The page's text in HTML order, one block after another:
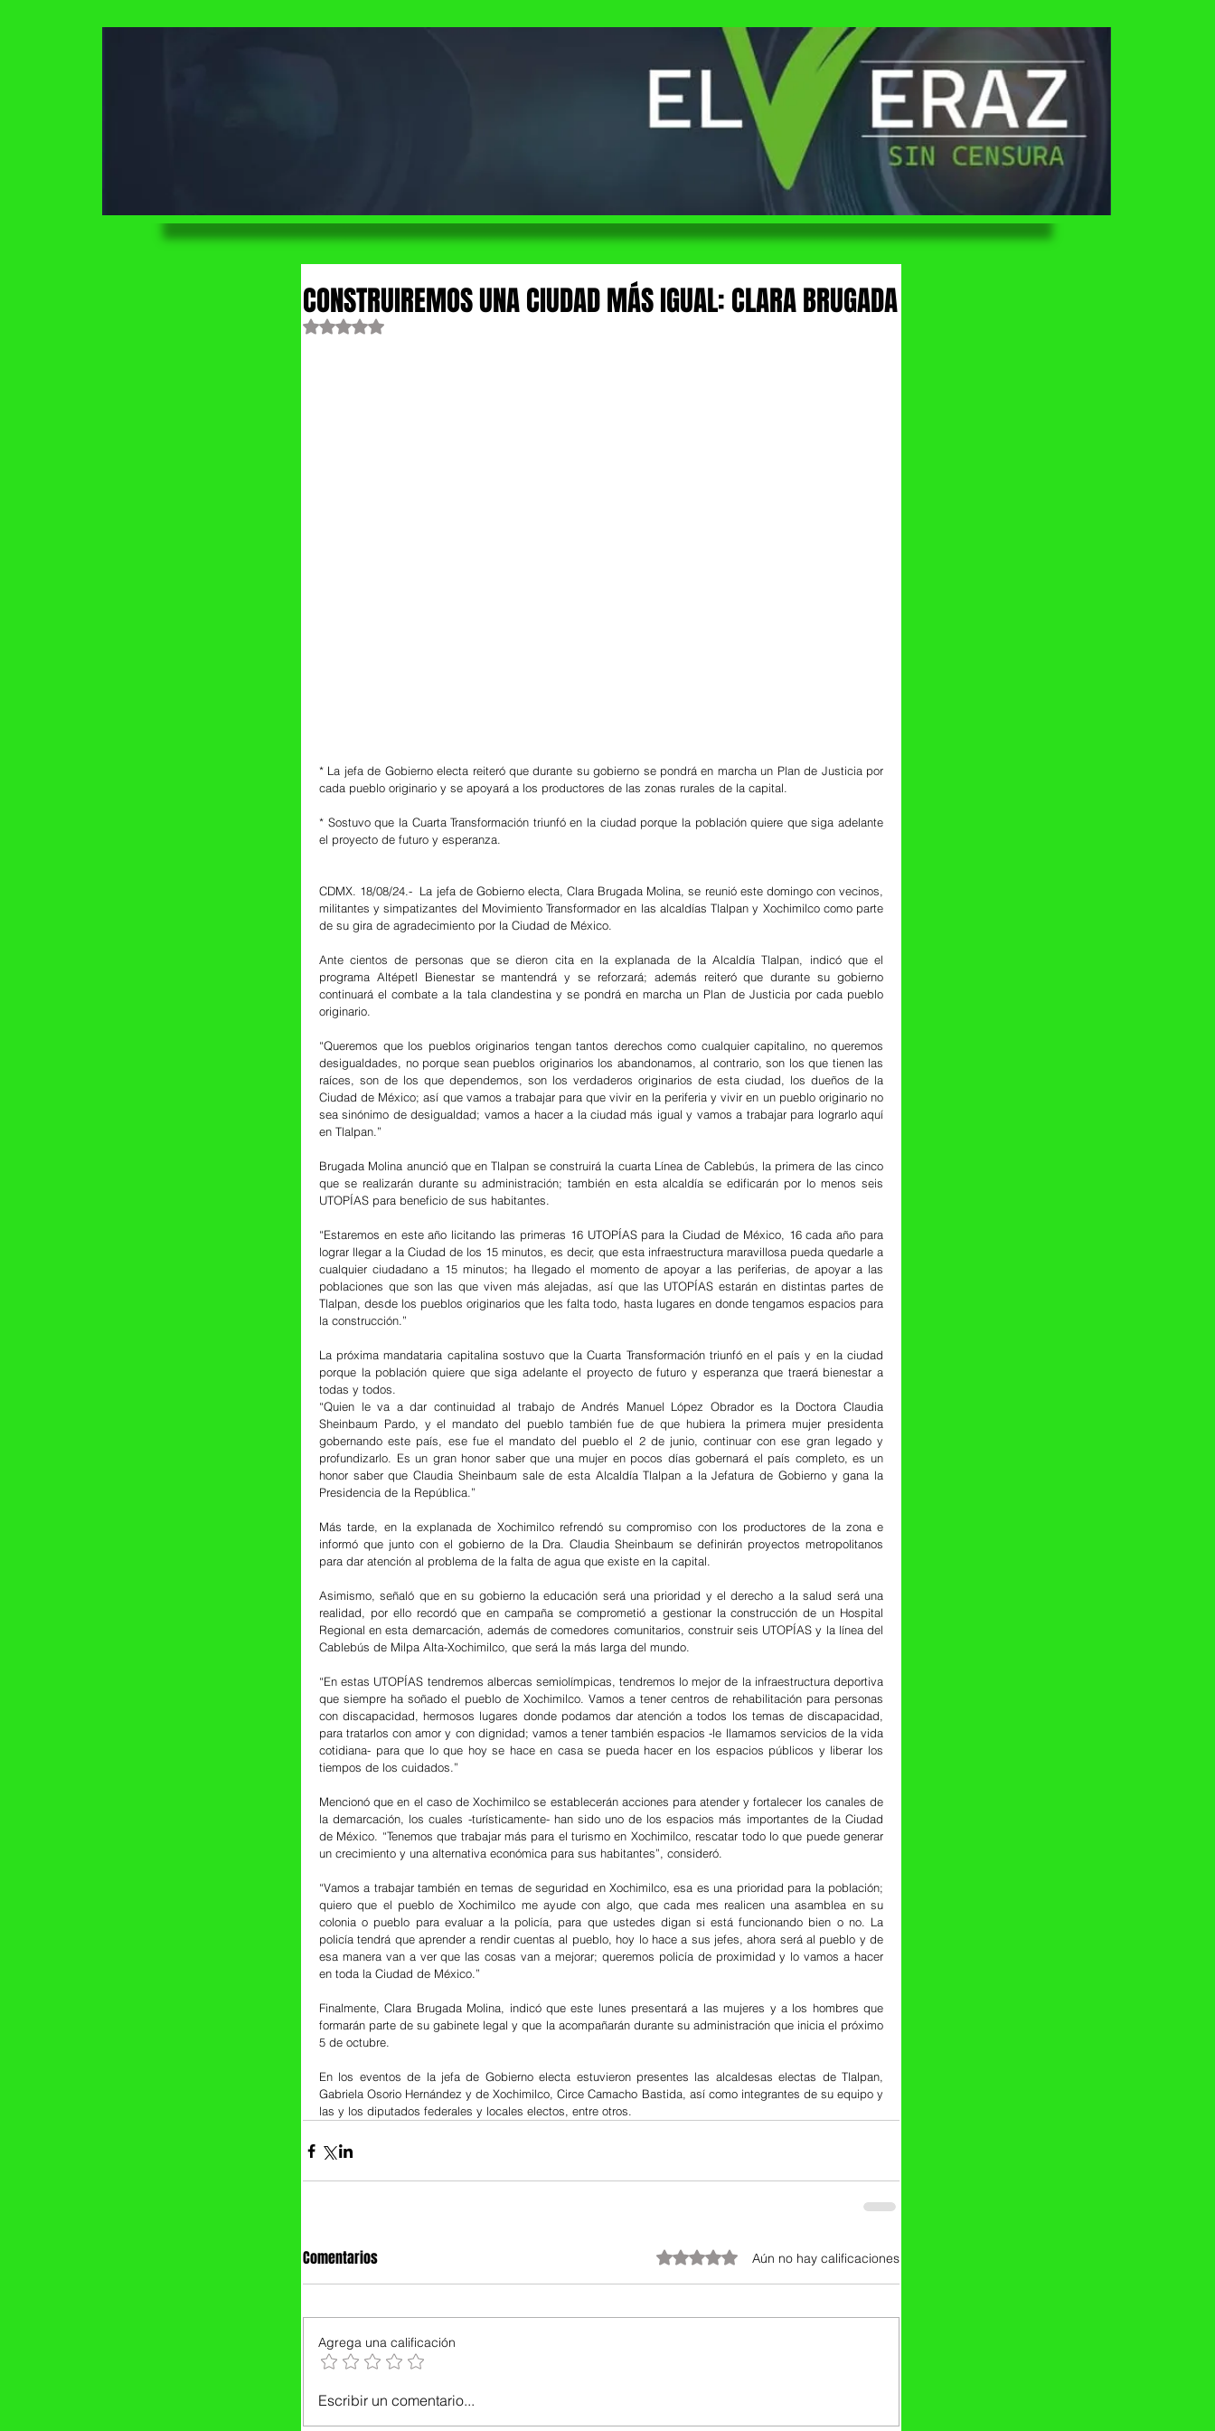
CONSTRUIREMOS UNA CIUDAD MÁS IGUAL: CLARA BRUGADA
Obtuvo NaN de 5 estrellas.
* La jefa de Gobierno electa reiteró que durante su gobierno se pondrá en marcha un Plan de Justicia por
cada pueblo originario y se apoyará a los productores de las zonas rurales de la capital.
* Sostuvo que la Cuarta Transformación triunfó en la ciudad porque la población quiere que siga adelante
el proyecto de futuro y esperanza.
CDMX. 18/08/24.-  La jefa de Gobierno electa, Clara Brugada Molina, se reunió este domingo con vecinos,
militantes y simpatizantes del Movimiento Transformador en las alcaldías Tlalpan y Xochimilco como parte
de su gira de agradecimiento por la Ciudad de México.
Ante cientos de personas que se dieron cita en la explanada de la Alcaldía Tlalpan, indicó que el
programa Altépetl Bienestar se mantendrá y se reforzará; además reiteró que durante su gobierno
continuará el combate a la tala clandestina y se pondrá en marcha un Plan de Justicia por cada pueblo
originario.
“Queremos que los pueblos originarios tengan tantos derechos como cualquier capitalino, no queremos
desigualdades, no porque sean pueblos originarios los abandonamos, al contrario, son los que tienen las
raíces, son de los que dependemos, son los verdaderos originarios de esta ciudad, los dueños de la
Ciudad de México; así que vamos a trabajar para que vivir en la periferia y vivir en un pueblo originario no
sea sinónimo de desigualdad; vamos a hacer a la ciudad más igual y vamos a trabajar para lograrlo aquí
en Tlalpan.”
Brugada Molina anunció que en Tlalpan se construirá la cuarta Línea de Cablebús, la primera de las cinco
que se realizarán durante su administración; también en esta alcaldía se edificarán por lo menos seis
UTOPÍAS para beneficio de sus habitantes.
“Estaremos en este año licitando las primeras 16 UTOPÍAS para la Ciudad de México, 16 cada año para
lograr llegar a la Ciudad de los 15 minutos, es decir, que esta infraestructura maravillosa pueda quedarle a
cualquier ciudadano a 15 minutos; ha llegado el momento de apoyar a las periferias, de apoyar a las
poblaciones que son las que viven más alejadas, así que las UTOPÍAS estarán en distintas partes de
Tlalpan, desde los pueblos originarios que les falta todo, hasta lugares en donde tengamos espacios para
la construcción.”
La próxima mandataria capitalina sostuvo que la Cuarta Transformación triunfó en el país y en la ciudad
porque la población quiere que siga adelante el proyecto de futuro y esperanza que traerá bienestar a
todas y todos.
“Quien le va a dar continuidad al trabajo de Andrés Manuel López Obrador es la Doctora Claudia
Sheinbaum Pardo, y el mandato del pueblo también fue de que hubiera la primera mujer presidenta
gobernando este país, ese fue el mandato del pueblo el 2 de junio, continuar con ese gran legado y
profundizarlo. Es un gran honor saber que una mujer en pocos días gobernará el país completo, es un
honor saber que Claudia Sheinbaum sale de esta Alcaldía Tlalpan a la Jefatura de Gobierno y gana la
Presidencia de la República.”
Más tarde, en la explanada de Xochimilco refrendó su compromiso con los productores de la zona e
informó que junto con el gobierno de la Dra. Claudia Sheinbaum se definirán proyectos metropolitanos
para dar atención al problema de la falta de agua que existe en la capital.
Asimismo, señaló que en su gobierno la educación será una prioridad y el derecho a la salud será una
realidad, por ello recordó que en campaña se comprometió a gestionar la construcción de un Hospital
Regional en esta demarcación, además de comedores comunitarios, construir seis UTOPÍAS y la línea del
Cablebús de Milpa Alta-Xochimilco, que será la más larga del mundo.
“En estas UTOPÍAS tendremos albercas semiolímpicas, tendremos lo mejor de la infraestructura deportiva
que siempre ha soñado el pueblo de Xochimilco. Vamos a tener centros de rehabilitación para personas
con discapacidad, hermosos lugares donde podamos dar atención a todos los temas de discapacidad,
para tratarlos con amor y con dignidad; vamos a tener también espacios -le llamamos servicios de la vida
cotidiana- para que lo que hoy se hace en casa se pueda hacer en los espacios públicos y liberar los
tiempos de los cuidados.”
Mencionó que en el caso de Xochimilco se establecerán acciones para atender y fortalecer los canales de
la demarcación, los cuales -turísticamente- han sido uno de los espacios más importantes de la Ciudad
de México. “Tenemos que trabajar más para el turismo en Xochimilco, rescatar todo lo que puede generar
un crecimiento y una alternativa económica para sus habitantes”, consideró.
“Vamos a trabajar también en temas de seguridad en Xochimilco, esa es una prioridad para la población;
quiero que el pueblo de Xochimilco me ayude con algo, que cada mes realicen una asamblea en su
colonia o pueblo para evaluar a la policía, para que ustedes digan si está funcionando bien o no. La
policía tendrá que aprender a rendir cuentas al pueblo, hoy lo hace a sus jefes, ahora será al pueblo y de
esa manera van a ver que las cosas van a mejorar; queremos policía de proximidad y lo vamos a hacer
en toda la Ciudad de México.”
Finalmente, Clara Brugada Molina, indicó que este lunes presentará a las mujeres y a los hombres que
formarán parte de su gabinete legal y que la acompañarán durante su administración que inicia el próximo
5 de octubre.
En los eventos de la jefa de Gobierno electa estuvieron presentes las alcaldesas electas de Tlalpan,
Gabriela Osorio Hernández y de Xochimilco, Circe Camacho Bastida, así como integrantes de su equipo y
las y los diputados federales y locales electos, entre otros.
Comentarios Obtuvo 0 de 5 estrellas.Aún no hay calificaciones
Agrega una calificación
Escribir un comentario...